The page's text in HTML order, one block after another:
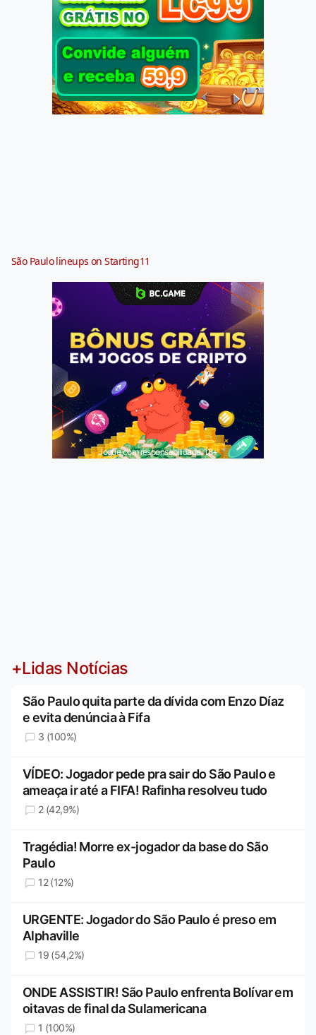
São Paulo lineups on Starting11
Jogue com responsabilidade. 18+
+Lidas Notícias
São Paulo quita parte da dívida com Enzo Díaz
e evita denúncia à Fifa
3 (100%)
VÍDEO: Jogador pede pra sair do São Paulo e
ameaça ir até a FIFA! Rafinha resolveu tudo
2 (42,9%)
Tragédia! Morre ex-jogador da base do São
Paulo
12 (12%)
URGENTE: Jogador do São Paulo é preso em
Alphaville
19 (54,2%)
ONDE ASSISTIR! São Paulo enfrenta Bolívar em
oitavas de final da Sulamericana
1 (100%)